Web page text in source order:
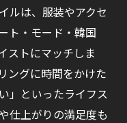
ルは、服装やアクセ
ト・モード・韓国
ストにマッチしま
ングに時間をかけた
」といったライフス
仕上がりの満足度も